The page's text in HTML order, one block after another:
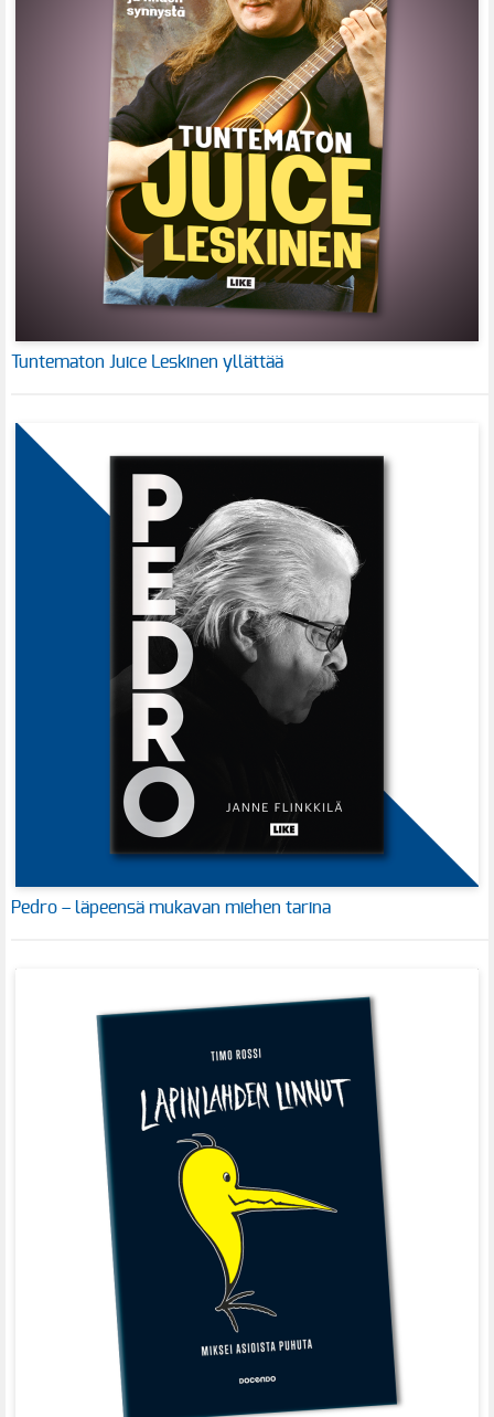
Tuntematon Juice Leskinen yllättää
Pedro – läpeensä mukavan miehen tarina